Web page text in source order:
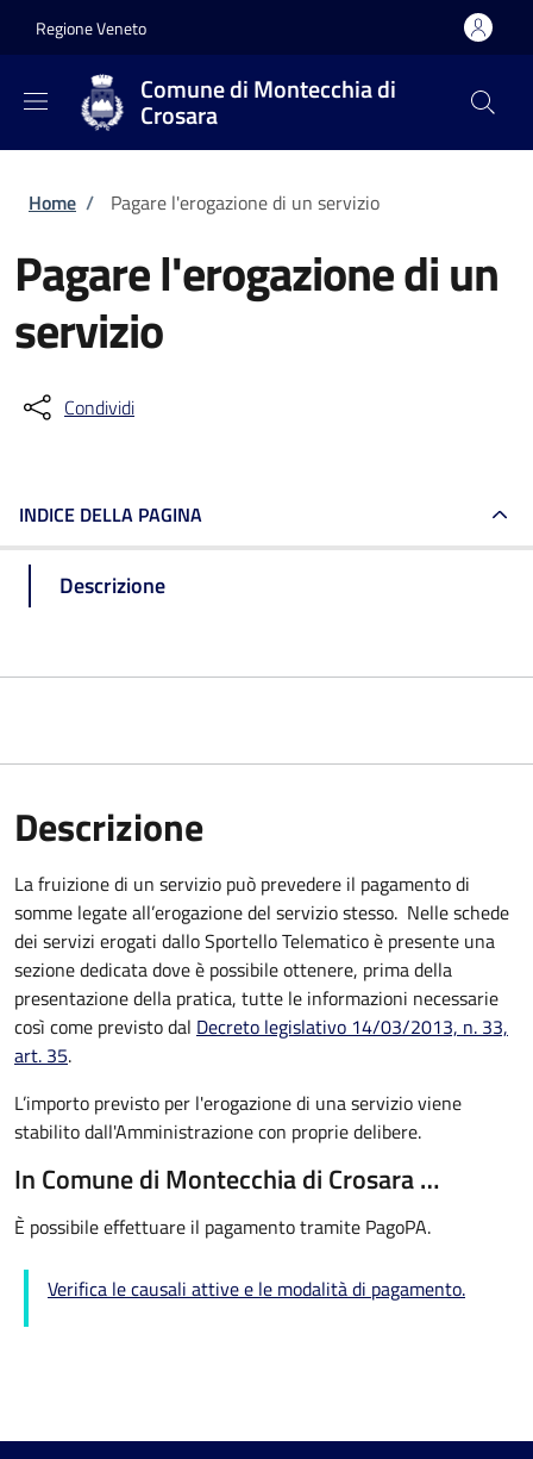
Regione Veneto
Comune di Montecchia di
Crosara
Briciole di pane
Home / Pagare l'erogazione di un servizio
Pagare l'erogazione di un
servizio
Condividi
INDICE DELLA PAGINA
Descrizione
Descrizione
La fruizione di un servizio può prevedere il pagamento di
somme legate all’erogazione del servizio stesso. Nelle schede
dei servizi erogati dallo Sportello Telematico è presente una
sezione dedicata dove è possibile ottenere, prima della
presentazione della pratica, tutte le informazioni necessarie
così come previsto dal Decreto legislativo 14/03/2013, n. 33,
art. 35.
L’importo previsto per l'erogazione di una servizio viene
stabilito dall'Amministrazione con proprie delibere.
In Comune di Montecchia di Crosara …
È possibile effettuare il pagamento tramite PagoPA.
Verifica le causali attive e le modalità di pagamento.